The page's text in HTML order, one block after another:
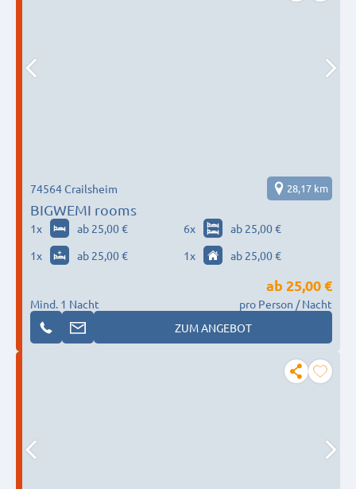
BIGWEMI rooms
74564 Crailsheim 28,17 km
1x ab 25,00 € 6x
ab 25,00 €
1x ab 25,00 € 1x ab 25,00 €
Mind. 1 Nacht
ab 25,00 €
pro Person / Nacht
ZUM ANGEBOT